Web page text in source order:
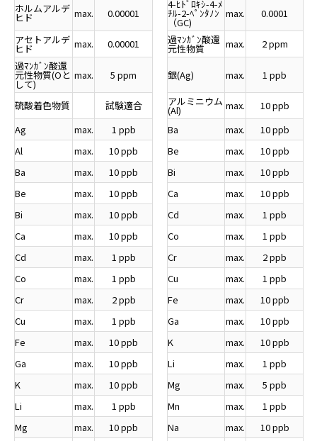
ホルムアルデ
ヒド max. 0.00001
4-ﾋﾄﾞﾛｷｼ-4-ﾒ
ﾁﾙ-2-ﾍﾟﾝﾀﾉﾝ
（GC)
max.
0.0001
アセトアルデ
ヒド max. 0.00001 過ﾏﾝｶﾞﾝ酸還
元性物質 max.
2 ppm
過ﾏﾝｶﾞﾝ酸還
元性物質(Oと
して)
max. 5 ppm 銀(Ag) max. 1 ppb
硫酸着色物質 試験適合 アルミニウム
(Al) max.
10 ppb
Ag
max. 1 ppb Ba max.
10 ppb
Al
max. 10 ppb Be max.
10 ppb
Ba
max. 10 ppb Bi max.
10 ppb
Be
max. 10 ppb Ca max.
10 ppb
Bi
max. 10 ppb Cd max.
1 ppb
Ca
max. 10 ppb Co max.
1 ppb
Cd
max. 1 ppb Cr max.
2 ppb
Co
max. 1 ppb Cu max.
1 ppb
Cr
max. 2 ppb Fe max.
10 ppb
Cu
max. 1 ppb Ga max.
10 ppb
Fe
max. 10 ppb K max.
10 ppb
Ga
max. 10 ppb Li max.
1 ppb
K
max. 10 ppb Mg max.
5 ppb
Li
max. 1 ppb Mn max.
1 ppb
Mg
max. 10 ppb Na max.
10 ppb